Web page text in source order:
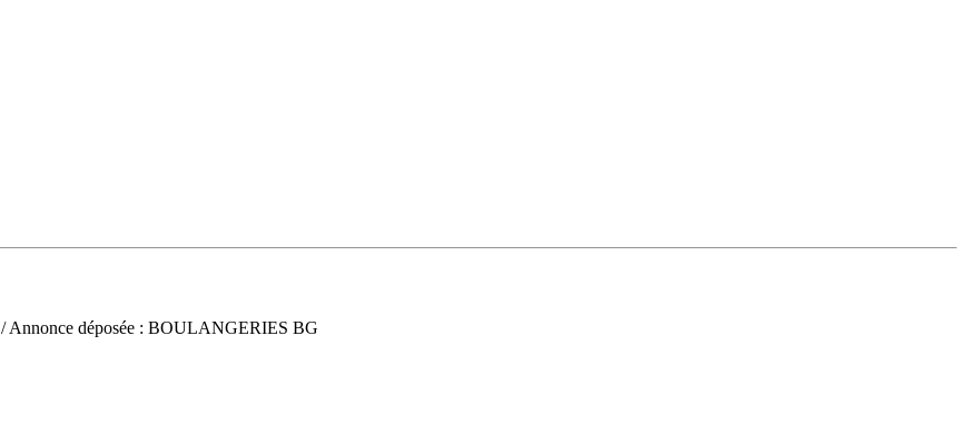
/ Annonce déposée : BOULANGERIES BG